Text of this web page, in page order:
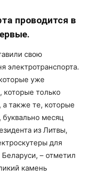
проводится в
свою
электротранспорта.
уже
которые только
а также те, которые
буквально месяц
из Литвы,
для
– отметил
камень